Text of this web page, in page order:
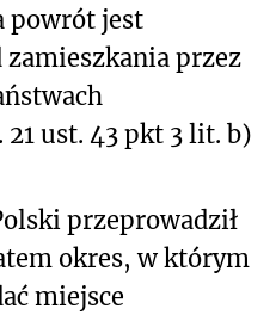
powrót jest
przez
ust. 43 pkt 3 lit. b)
przeprowadził
okres, w którym
miejsce